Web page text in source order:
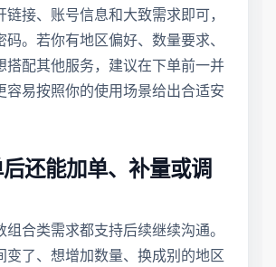
接、账号信息和大致需求即可，
。若你有地区偏好、数量要求、
搭配其他服务，建议在下单前一并
容易按照你的使用场景给出合适安
还能加单、补量或调
组合类需求都支持后续继续沟通。
变了、想增加数量、换成别的地区